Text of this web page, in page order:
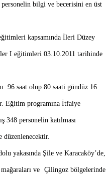
bilgi ve becerisini en üst
kapsamında İleri Düzey
I eğitimleri 03.10.2011 tarihinde
96 saat olup 80 saati gündüz 16
Eğitim programına İtfaiye
348 personelin katılması
düzenlenecektir.
yakasında Şile ve Karacaköy’de,
mağaraları ve Çilingoz bölgelerinde